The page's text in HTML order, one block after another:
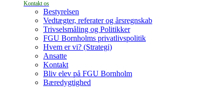
Bestyrelsen
Vedtægter, referater og årsregnskab
Trivselsmåling og Politikker
FGU Bornholms privatlivspolitik
Hvem er vi? (Strategi)
Ansatte
Kontakt
Bliv elev på FGU Bornholm
Bæredygtighed